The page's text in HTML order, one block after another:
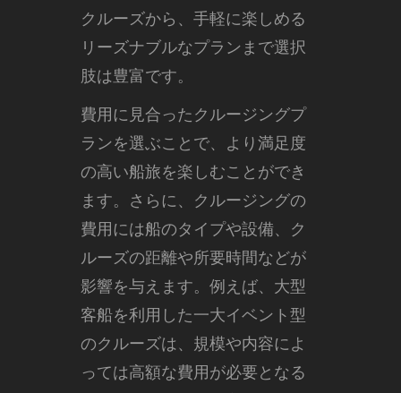
クルーズから、手軽に楽しめる
リーズナブルなプランまで選択
肢は豊富です。
費用に見合ったクルージングプ
ランを選ぶことで、より満足度
の高い船旅を楽しむことができ
ます。さらに、クルージングの
費用には船のタイプや設備、ク
ルーズの距離や所要時間などが
影響を与えます。例えば、大型
客船を利用した一大イベント型
のクルーズは、規模や内容によ
っては高額な費用が必要となる